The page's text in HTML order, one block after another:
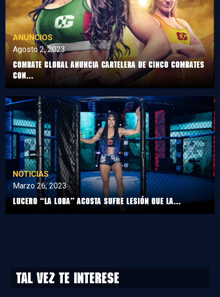
ANUNCIOS
Agosto 2, 2023
COMBATE GLOBAL anuncia cartelera de cinco combates
con...
NOTICIAS
Marzo 26, 2023
Lucero “La Loba” Acosta sufre lesión que la...
Tal vez te interese